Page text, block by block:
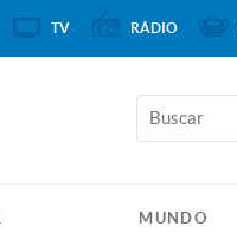
MUNDO
TV RÁDIO